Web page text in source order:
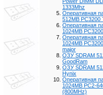
1333Mhz
Оперативная
512MB PC3200
Оперативная
1024MB
Оперативная
1024MB
major
ОЗУ SDRAM
GoodRam
ОЗУ SDRAM
Hynix
Оперативная
1024MB PC2-
(800MHz)